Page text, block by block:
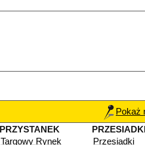
Pokaż
PRZYSTANEK
PRZESIADKI
Targowy Rynek
Przesiadki